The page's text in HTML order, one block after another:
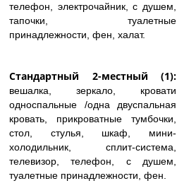
телефон, электрочайник, с душем,
тапочки, туалетные
принадлежности, фен, халат.
Стандартный 2-местный (1):
вешалка, зеркало, кровати
односпальные /одна двуспальная
кровать, прикроватные тумбочки,
стол, стулья, шкаф, мини-
холодильник, сплит-система,
телевизор, телефон, с душем,
туалетные принадлежности, фен.